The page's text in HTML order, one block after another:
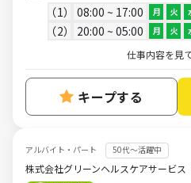
1
08:00 ~ 17:00 月 火
2 20:00 ~ 05:00 月 火
仕事内容を見
キープする
アルバイト・パート 50代～活躍中
株式会社グリーンヘルスケアサービス